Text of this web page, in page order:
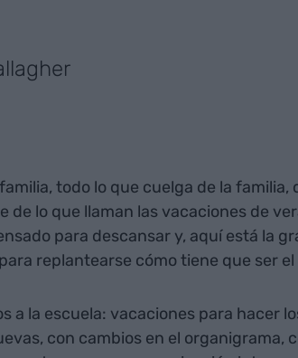
todo lo que cuelga de la familia,
lo que llaman las vacaciones de
para descansar y, aquí está la
replantearse cómo tiene que ser
a la escuela: vacaciones para hacer
con cambios en el organigrama,